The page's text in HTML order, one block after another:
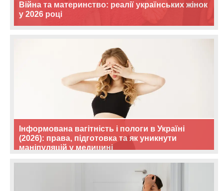
Війна та материнство: реалії українських жінок
у 2026 році
Інформована вагітність і пологи в Україні
(2026): права, підготовка та як уникнути
маніпуляцій у медицині